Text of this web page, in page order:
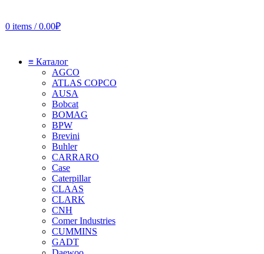
0 items / 0.00₽
≡ Каталог
AGCO
ATLAS COPCO
AUSA
Bobcat
BOMAG
BPW
Brevini
Buhler
CARRARO
Case
Caterpillar
CLAAS
CLARK
CNH
Comer Industries
CUMMINS
GADT